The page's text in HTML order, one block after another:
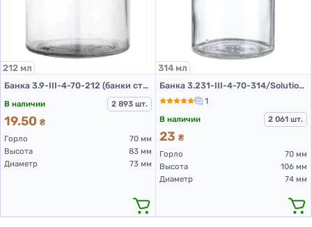
212 мл
Банка 3.9-III-4-70-212 (банки стеклянные 212 мл)
В наличии
2 893 шт.
19.50 ₴
Горло
70 мм
Высота
83 мм
Диаметр
73 мм
314 мл
Банка 3.231-III-4-70-314/Solution (стеклянные банки 314 мл)
1
В наличии
2 061 шт.
23 ₴
Горло
70 мм
Высота
106 мм
Диаметр
74 мм